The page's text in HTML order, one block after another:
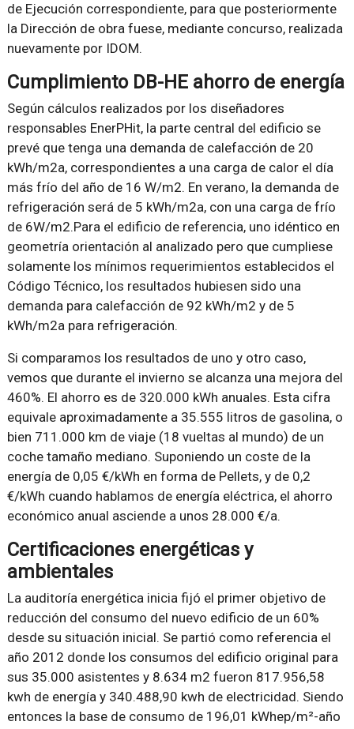
de Ejecución correspondiente, para que posteriormente
la Dirección de obra fuese, mediante concurso, realizada
nuevamente por IDOM.
Cumplimiento DB-HE ahorro de energía
Según cálculos realizados por los diseñadores
responsables EnerPHit, la parte central del edificio se
prevé que tenga una demanda de calefacción de 20
kWh/m2a, correspondientes a una carga de calor el día
más frío del año de 16 W/m2. En verano, la demanda de
refrigeración será de 5 kWh/m2a, con una carga de frío
de 6W/m2.Para el edificio de referencia, uno idéntico en
geometría orientación al analizado pero que cumpliese
solamente los mínimos requerimientos establecidos el
Código Técnico, los resultados hubiesen sido una
demanda para calefacción de 92 kWh/m2 y de 5
kWh/m2a para refrigeración.
Si comparamos los resultados de uno y otro caso,
vemos que durante el invierno se alcanza una mejora del
460%. El ahorro es de 320.000 kWh anuales. Esta cifra
equivale aproximadamente a 35.555 litros de gasolina, o
bien 711.000 km de viaje (18 vueltas al mundo) de un
coche tamaño mediano. Suponiendo un coste de la
energía de 0,05 €/kWh en forma de Pellets, y de 0,2
€/kWh cuando hablamos de energía eléctrica, el ahorro
económico anual asciende a unos 28.000 €/a.
Certificaciones energéticas y
ambientales
La auditoría energética inicia fijó el primer objetivo de
reducción del consumo del nuevo edificio de un 60%
desde su situación inicial. Se partió como referencia el
año 2012 donde los consumos del edificio original para
sus 35.000 asistentes y 8.634 m2 fueron 817.956,58
kwh de energía y 340.488,90 kwh de electricidad. Siendo
entonces la base de consumo de 196,01 kWhep/m²-año